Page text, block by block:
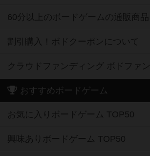
60分以上のボードゲームの通販商品
割引購入！ボドクーポンについて
クラウドファンディング ボドファン
おすすめボードゲーム
お気に入りボードゲーム TOP50
興味ありボードゲーム TOP50